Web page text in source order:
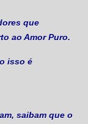
que
ao Amor Puro.
isso é
saibam que o